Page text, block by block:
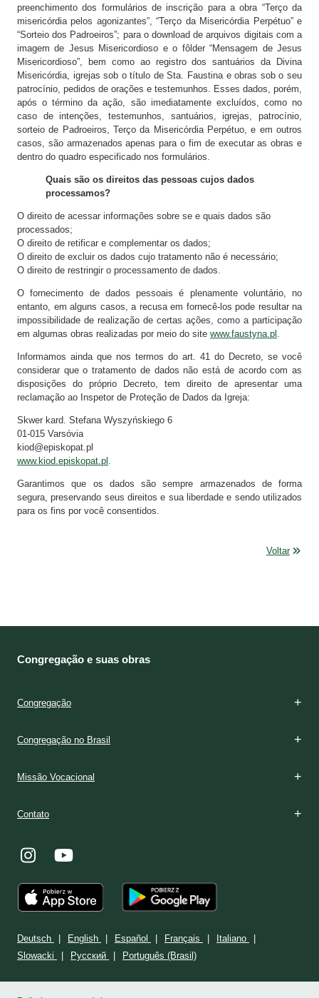
preenchimento dos formulários de inscrição para a obra “Terço da
misericórdia pelos agonizantes”, “Terço da Misericórdia Perpétuo” e
“Sorteio dos Padroeiros”; para o download de arquivos digitais com a
imagem de Jesus Misericordioso e o fôlder “Mensagem de Jesus
Misericordioso”, bem como ao registro dos santuários da Divina
Misericórdia, igrejas sob o título de Sta. Faustina e obras sob o seu
patrocínio, pedidos de orações e testemunhos. Esses dados, porém,
após o término da ação, são imediatamente excluídos, como no
caso de intenções, testemunhos, santuários, igrejas, patrocínio,
sorteio de Padroeiros, Terço da Misericórdia Perpétuo, e em outros
casos, são armazenados apenas para o fim de executar as obras e
dentro do quadro especificado nos formulários.
Quais são os direitos das pessoas cujos dados
processamos?
O direito de acessar informações sobre se e quais dados são
processados;
O direito de retificar e complementar os dados;
O direito de excluir os dados cujo tratamento não é necessário;
O direito de restringir o processamento de dados.
O fornecimento de dados pessoais é plenamente voluntário, no
entanto, em alguns casos, a recusa em fornecê-los pode resultar na
impossibilidade de realização de certas ações, como a participação
em algumas obras realizadas por meio do site www.faustyna.pl .
Informamos ainda que nos termos do art. 41 do Decreto, se você
considerar que o tratamento de dados não está de acordo com as
disposições do próprio Decreto, tem direito de apresentar uma
reclamação ao Inspetor de Proteção de Dados da Igreja:
Skwer kard. Stefana Wyszyńskiego 6
01-015 Varsóvia
kiod@episkopat.pl
www.kiod.episkopat.pl .
Garantimos que os dados são sempre armazenados de forma
segura, preservando seus direitos e sua liberdade e sendo utilizados
para os fins por você consentidos.
Voltar
Congregação e suas obras
Congregação
Congregação no Brasil
Missão Vocacional
Contato
Deutsch English Español Français
Italiano
Slowacki
Ρусский Português (Brasil)